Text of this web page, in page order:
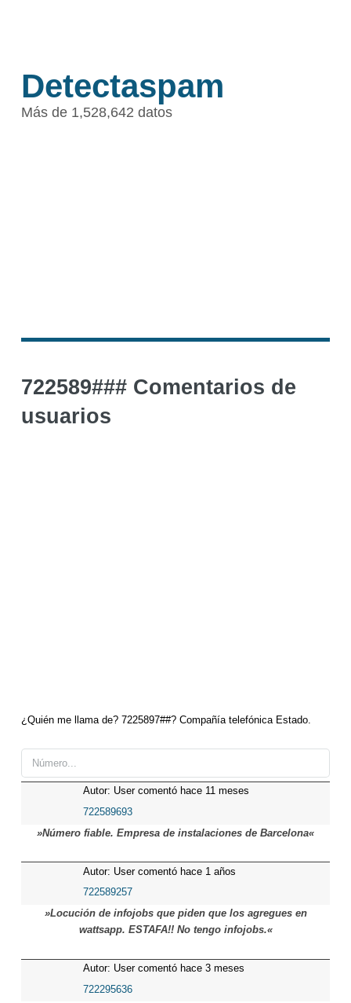
Detectaspam
Más de 1,528,642 datos
722589### Comentarios de
usuarios
¿Quién me llama de? 7225897##? Compañía telefónica Estado.
Autor: User comentó hace 11 meses
722589693
»Número fiable. Empresa de instalaciones de Barcelona«
Autor: User comentó hace 1 años
722589257
»Locución de infojobs que piden que los agregues en
wattsapp. ESTAFA!! No tengo infojobs.«
Autor: User comentó hace 3 meses
722295636